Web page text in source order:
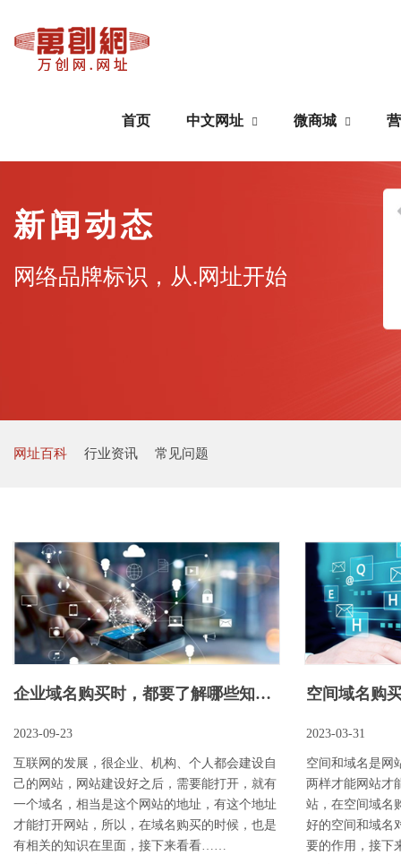
首页 中文网址 微商城
公众号搭建
新闻动态
网络品牌标识，从.网址开始
网址百科 行业资讯 常见问题
企业域名购买时，都要了解哪些知识点
2023-09-23
互联网的发展，很企业、机构、个人都会建设自
己的网站，网站建设好之后，需要能打开，就有
一个域名，相当是这个网站的地址，有这个地址
才能打开网站，所以，在域名购买​的时候，也是
有相关的知识在里面，接下来看看……
2023-03-31
空间和域名是网
两样才能网站才
站，在空间域名
好的空间和域名
要的作用，接